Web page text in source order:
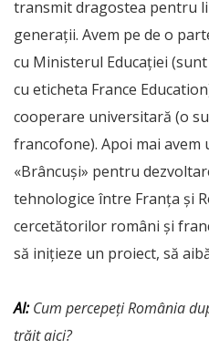
transmit dragostea pentru
generații. Avem pe de o
cu Ministerul Educației
cu eticheta France
cooperare universitară (o
francofone). Apoi mai
«Brâncuși» pentru
tehnologice între Franța și
cercetătorilor români și
să inițieze un proiect, să
AI: Cum percepeți România
trăit aici?